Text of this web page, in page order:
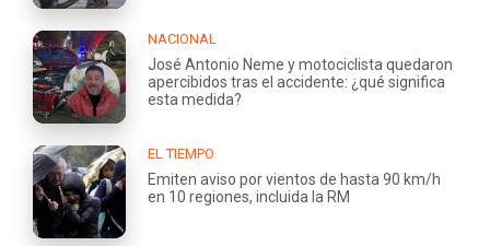
NACIONAL
José Antonio Neme y motociclista quedaron
apercibidos tras el accidente: ¿qué significa
esta medida?
EL TIEMPO
Emiten aviso por vientos de hasta 90 km/h
en 10 regiones, incluida la RM